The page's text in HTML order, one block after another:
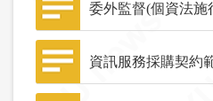
委外監督(個資法施